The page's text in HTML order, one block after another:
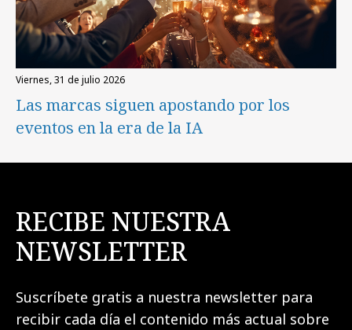
viernes, 31 de julio 2026
Las marcas siguen apostando por los
eventos en la era de la IA
RECIBE NUESTRA
NEWSLETTER
Suscríbete gratis a nuestra newsletter para
recibir cada día el contenido más actual sobre